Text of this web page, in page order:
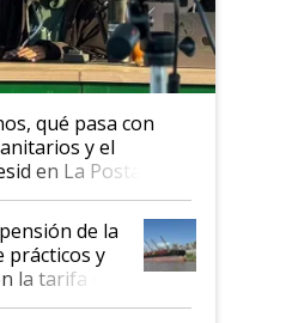
qué pasa con
y el
en La Posta
de la
prácticos y
la tarifa de